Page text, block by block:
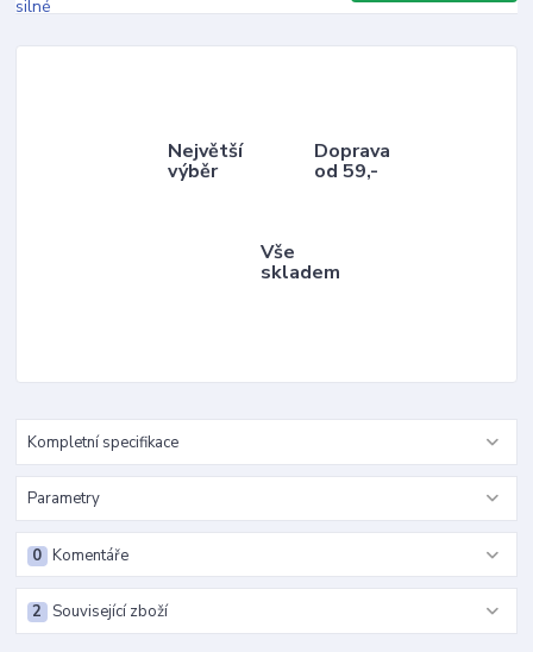
Největší
výběr
Doprava
od 59,-
Vše
skladem
Kompletní specifikace
Parametry
Komentáře
0
Související zboží
2